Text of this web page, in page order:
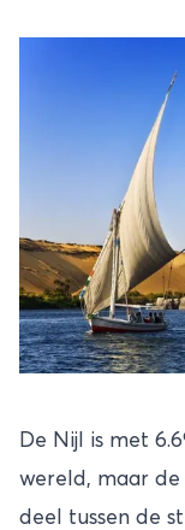
De Nijl is met
wereld, maar de
deel tussen de